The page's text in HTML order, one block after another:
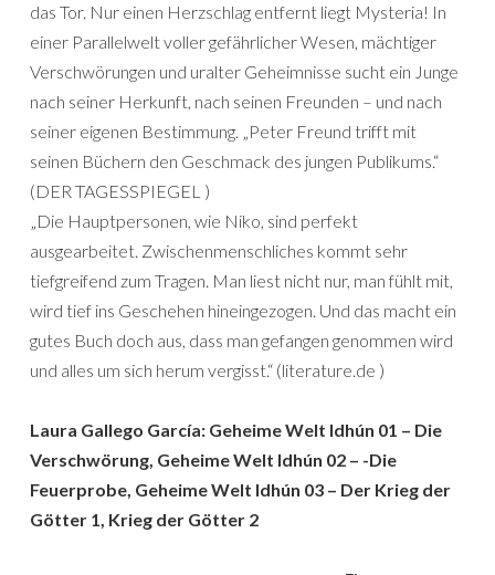
das Tor. Nur einen Herzschlag entfernt liegt Mysteria! In
einer Parallelwelt voller gefährlicher Wesen, mächtiger
Verschwörungen und uralter Geheimnisse sucht ein Junge
nach seiner Herkunft, nach seinen Freunden – und nach
seiner eigenen Bestimmung. „Peter Freund trifft mit
seinen Büchern den Geschmack des jungen Publikums.“
(DER TAGESSPIEGEL )
„Die Hauptpersonen, wie Niko, sind perfekt
ausgearbeitet. Zwischenmenschliches kommt sehr
tiefgreifend zum Tragen. Man liest nicht nur, man fühlt mit,
wird tief ins Geschehen hineingezogen. Und das macht ein
gutes Buch doch aus, dass man gefangen genommen wird
und alles um sich herum vergisst.“ (literature.de )
Laura Gallego García: Geheime Welt Idhún 01 – Die
Verschwörung, Geheime Welt Idhún 02 – -Die
Feuerprobe, Geheime Welt Idhún 03 – Der Krieg der
Götter 1, Krieg der Götter 2